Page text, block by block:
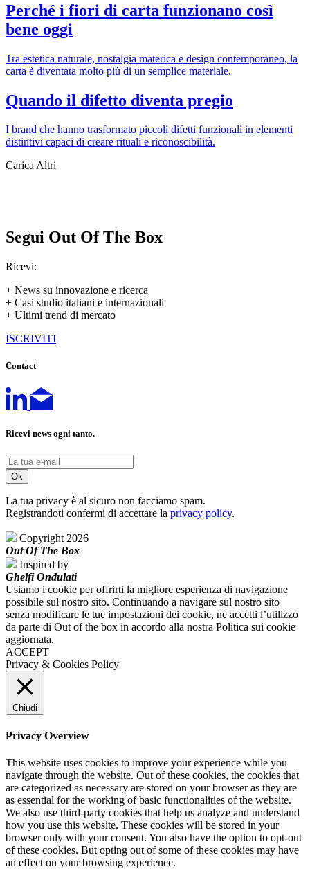
Perché i fiori di carta funzionano così
bene oggi
Tra estetica naturale, nostalgia materica e design contemporaneo, la
carta è diventata molto più di un semplice materiale.
Quando il difetto diventa pregio
I brand che hanno trasformato piccoli difetti funzionali in elementi
distintivi capaci di creare rituali e riconoscibilità.
Carica Altri
Segui Out Of The Box
Ricevi:
+ News su innovazione e ricerca
+ Casi studio italiani e internazionali
+ Ultimi trend di mercato
ISCRIVITI
Contact
Ricevi news ogni tanto.
La tua privacy è al sicuro non facciamo spam.
Registrandoti confermi di accettare la privacy policy.
Copyright 2026
Out Of The Box
Inspired by
Ghelfi Ondulati
Usiamo i cookie per offrirti la migliore esperienza di navigazione
possibile sul nostro sito. Continuando a navigare sul nostro sito
senza modificare le tue impostazioni dei cookie, ne accetti l’utilizzo
da parte di Out of the box in accordo alla nostra Politica sui cookie
aggiornata.
ACCEPT
Privacy & Cookies Policy
Chiudi
Privacy Overview
This website uses cookies to improve your experience while you
navigate through the website. Out of these cookies, the cookies that
are categorized as necessary are stored on your browser as they are
as essential for the working of basic functionalities of the website.
We also use third-party cookies that help us analyze and understand
how you use this website. These cookies will be stored in your
browser only with your consent. You also have the option to opt-out
of these cookies. But opting out of some of these cookies may have
an effect on your browsing experience.